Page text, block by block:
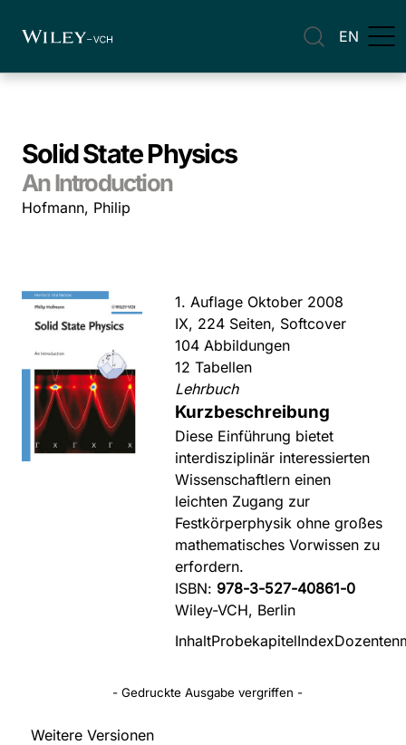
EN
Solid State Physics
An Introduction
Hofmann, Philip
1. Auflage Oktober 2008
IX, 224 Seiten, Softcover
104 Abbildungen
12 Tabellen
Lehrbuch
Kurzbeschreibung
Diese Einführung bietet
interdisziplinär interessierten
Wissenschaftlern einen
leichten Zugang zur
Festkörperphysik ohne großes
mathematisches Vorwissen zu
erfordern.
ISBN: 978-3-527-40861-0
Wiley-VCH, Berlin
InhaltProbekapitelIndex
- Gedruckte Ausgabe vergriffen -
Weitere Versionen